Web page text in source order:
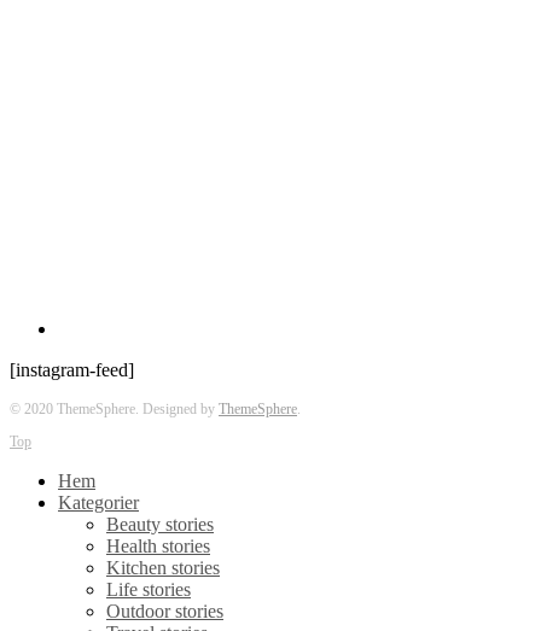
[instagram-feed]
© 2020 ThemeSphere. Designed by ThemeSphere.
Top
Hem
Kategorier
Beauty stories
Health stories
Kitchen stories
Life stories
Outdoor stories